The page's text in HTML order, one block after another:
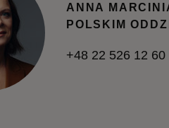
ANNA
POLSKIM
+48 22 526 12 60